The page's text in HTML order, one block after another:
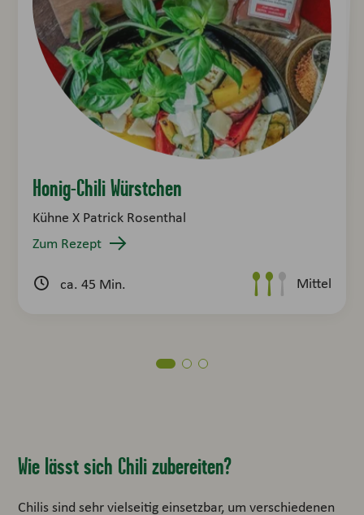
Honig-Chili Würstchen
Kühne X Patrick Rosenthal
Zum Rezept
ca. 45 Min. Mittel
Hot Dog mit Kraut und Chili
Zum Rezept
Kühne x BBQBRO
Zum Rezept
ca. 45 Min.
Wie lässt sich Chili zubereiten?
Chilis sind sehr vielseitig einsetzbar, um verschiedenen